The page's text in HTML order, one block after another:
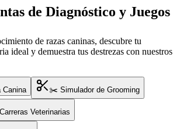
de Diagnóstico y Juegos
de razas caninas, descubre tu
ideal y demuestra tus destrezas con nuestros
Canina ✂️ Simulador de Grooming
Veterinarias